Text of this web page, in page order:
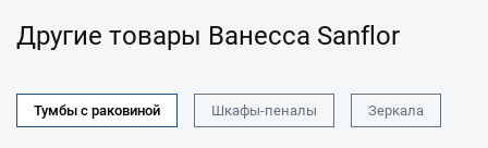
Другие товары Ванесса Sanflor
Тумбы с раковиной Шкафы-пеналы Зеркала